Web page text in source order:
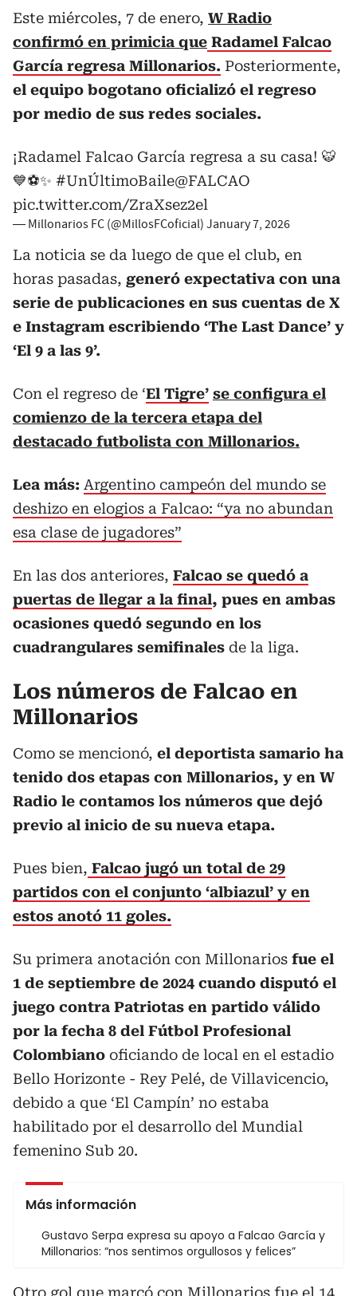
Este miércoles, 7 de enero, W Radio
confirmó en primicia que Radamel Falcao
García regresa Millonarios. Posteriormente,
el equipo bogotano oficializó el regreso
por medio de sus redes sociales.
¡Radamel Falcao García regresa a su casa! 🐯
💙⚽✨ #UnÚltimoBaile@FALCAO
pic.twitter.com/ZraXsez2el
— Millonarios FC (@MillosFCoficial) January 7, 2026
La noticia se da luego de que el club, en
horas pasadas, generó expectativa con una
serie de publicaciones en sus cuentas de X
e Instagram escribiendo ‘The Last Dance’ y
‘El 9 a las 9’.
Con el regreso de ‘El Tigre’ se configura el
comienzo de la tercera etapa del
destacado futbolista con Millonarios.
Lea más: Argentino campeón del mundo se
deshizo en elogios a Falcao: “ya no abundan
esa clase de jugadores”
En las dos anteriores, Falcao se quedó a
puertas de llegar a la final, pues en ambas
ocasiones quedó segundo en los
cuadrangulares semifinales de la liga.
Los números de Falcao en
Millonarios
Como se mencionó, el deportista samario ha
tenido dos etapas con Millonarios, y en W
Radio le contamos los números que dejó
previo al inicio de su nueva etapa.
Pues bien, Falcao jugó un total de 29
partidos con el conjunto ‘albiazul’ y en
estos anotó 11 goles.
Su primera anotación con Millonarios fue el
1 de septiembre de 2024 cuando disputó el
juego contra Patriotas en partido válido
por la fecha 8 del Fútbol Profesional
Colombiano oficiando de local en el estadio
Bello Horizonte - Rey Pelé, de Villavicencio,
debido a que ‘El Campín’ no estaba
habilitado por el desarrollo del Mundial
femenino Sub 20.
Más información
Gustavo Serpa expresa su apoyo a Falcao García y
Millonarios: “nos sentimos orgullosos y felices”
Otro gol que marcó con Millonarios fue el 14